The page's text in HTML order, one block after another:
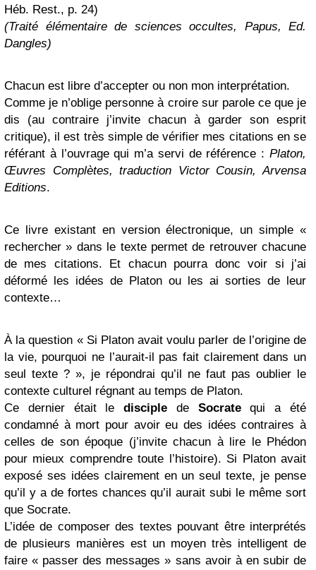
Héb. Rest., p. 24)
(Traité élémentaire de sciences occultes, Papus, Ed.
Dangles)
Chacun est libre d’accepter ou non mon interprétation.
Comme je n’oblige personne à croire sur parole ce que je
dis (au contraire j’invite chacun à garder son esprit
critique), il est très simple de vérifier mes citations en se
référant à l’ouvrage qui m’a servi de référence : Platon,
Œuvres Complètes, traduction Victor Cousin, Arvensa
Editions.
Ce livre existant en version électronique, un simple «
rechercher » dans le texte permet de retrouver chacune
de mes citations. Et chacun pourra donc voir si j’ai
déformé les idées de Platon ou les ai sorties de leur
contexte…
À la question « Si Platon avait voulu parler de l’origine de
la vie, pourquoi ne l’aurait-il pas fait clairement dans un
seul texte ? », je répondrai qu’il ne faut pas oublier le
contexte culturel régnant au temps de Platon.
Ce dernier était ledisciple de Socratequi a été
condamné à mort pour avoir eu des idées contraires à
celles de son époque (j’invite chacun à lire le Phédon
pour mieux comprendre toute l’histoire). Si Platon avait
exposé ses idées clairement en un seul texte, je pense
qu’il y a de fortes chances qu’il aurait subi le même sort
que Socrate.
L’idée de composer des textes pouvant être interprétés
de plusieurs manières est un moyen très intelligent de
faire « passer des messages » sans avoir à en subir de